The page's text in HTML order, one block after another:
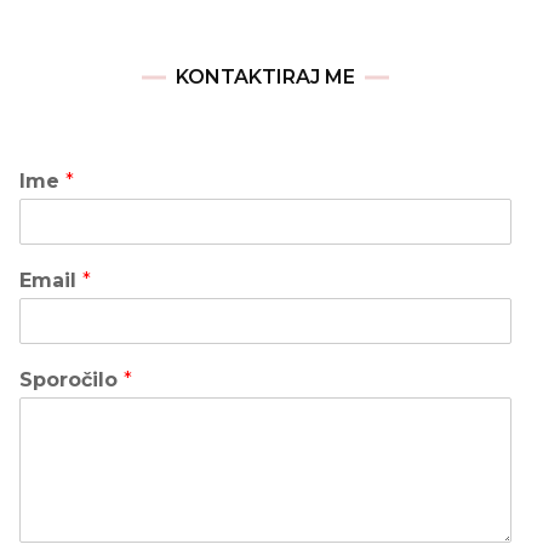
KONTAKTIRAJ ME
Ime *
Email *
Sporočilo *